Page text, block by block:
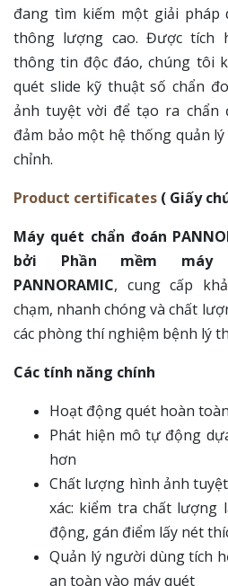
đang tìm kiếm một giải pháp
thông lượng cao. Được tích
thông tin độc đáo, chúng tôi
quét slide kỹ thuật số chẩn
ảnh tuyệt vời để tạo ra chẩn
đảm bảo một hệ thống quản
chỉnh.
Product certificates ( Giấy
Máy quét chẩn đoán
bởi Phần mềm máy
PANNORAMIC, cung cấp
chạm, nhanh chóng và chất
các phòng thí nghiệm bệnh lý
Các tính năng chính
Hoạt động quét hoàn
Phát hiện mô tự động
hơn
Chất lượng hình ảnh
xác: kiểm tra chất
động, gán điểm lấy nét
Quản lý người dùng tích
an toàn vào máy quét